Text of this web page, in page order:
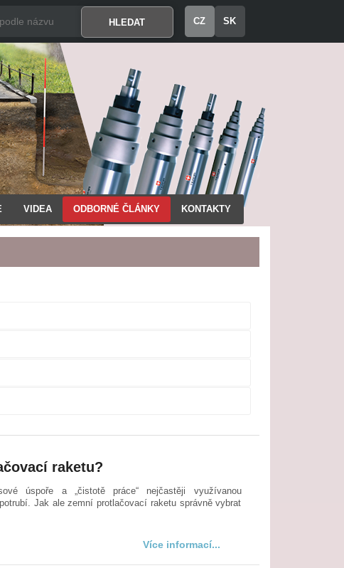
CZ SK
VIDEA ODBORNÉ ČLÁNKY KONTAKTY
raketu?
úspoře a „čistotě práce“ nejčastěji využívanou
Jak ale zemní protlačovací raketu správně vybrat
Více informací...